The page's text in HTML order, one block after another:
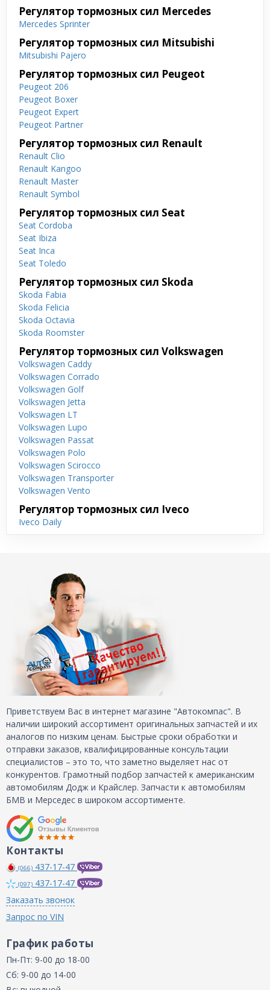
Регулятор тормозных сил Mercedes
Mercedes Sprinter
Регулятор тормозных сил Mitsubishi
Mitsubishi Pajero
Регулятор тормозных сил Peugeot
Peugeot 206
Peugeot Boxer
Peugeot Expert
Peugeot Partner
Регулятор тормозных сил Renault
Renault Clio
Renault Kangoo
Renault Master
Renault Symbol
Регулятор тормозных сил Seat
Seat Cordoba
Seat Ibiza
Seat Inca
Seat Toledo
Регулятор тормозных сил Skoda
Skoda Fabia
Skoda Felicia
Skoda Octavia
Skoda Roomster
Регулятор тормозных сил Volkswagen
Volkswagen Caddy
Volkswagen Corrado
Volkswagen Golf
Volkswagen Jetta
Volkswagen LT
Volkswagen Lupo
Volkswagen Passat
Volkswagen Polo
Volkswagen Scirocco
Volkswagen Transporter
Volkswagen Vento
Регулятор тормозных сил Iveco
Iveco Daily
Приветствуем Вас в интернет магазине "Автокомпас". В
наличии широкий ассортимент оригинальных запчастей и их
аналогов по низким ценам. Быстрые сроки обработки и
отправки заказов, квалифицированные консультации
специалистов – это то, что заметно выделяет нас от
конкурентов. Грамотный подбор запчастей к американским
автомобилям Додж и Крайслер. Запчасти к автомобилям
БМВ и Мерседес в широком ассортименте.
Контакты
(066) 437-17-47
(097) 437-17-47
Заказать звонок
Запрос по VIN
График работы
Пн-Пт: 9-00 до 18-00
Сб: 9-00 до 14-00